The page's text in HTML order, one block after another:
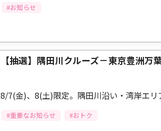
#お知らせ
【抽選】隅田川クルーズ－東京豊洲万
8/7(金)、8(土)限定。隅田川沿い・湾岸エリ
#重要なお知らせ #おトク